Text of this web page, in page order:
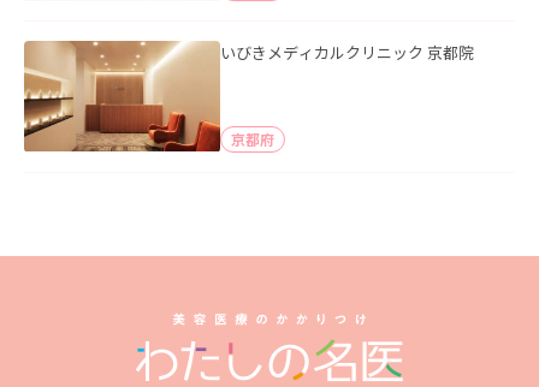
いびきメディカルクリニック 京都院
京都府